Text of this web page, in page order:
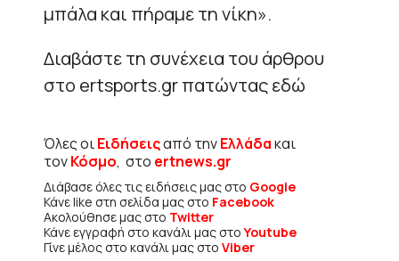
μπάλα και πήραμε τη νίκη».
Διαβάστε τη συνέχεια του άρθρου
στο ertsports.gr πατώντας εδώ
Όλες οιΕιδήσειςαπό τηνΕλλάδακαι
τονΚόσμο, στο ertnews.gr
Διάβασε όλες τις ειδήσεις μας στο Google
Κάνε like στη σελίδα μας στο Facebook
Ακολούθησε μας στο Twitter
Κάνε εγγραφή στο κανάλι μας στοYoutube
Γίνε μέλος στο κανάλι μας στο Viber